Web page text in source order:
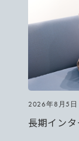
2026年8月5日
長期イン